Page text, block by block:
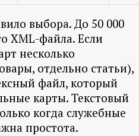
выбора. До 50 000
XML-файла. Если
несколько
отдельно статьи),
файл, который
карты. Текстовый
когда служебные
простота.